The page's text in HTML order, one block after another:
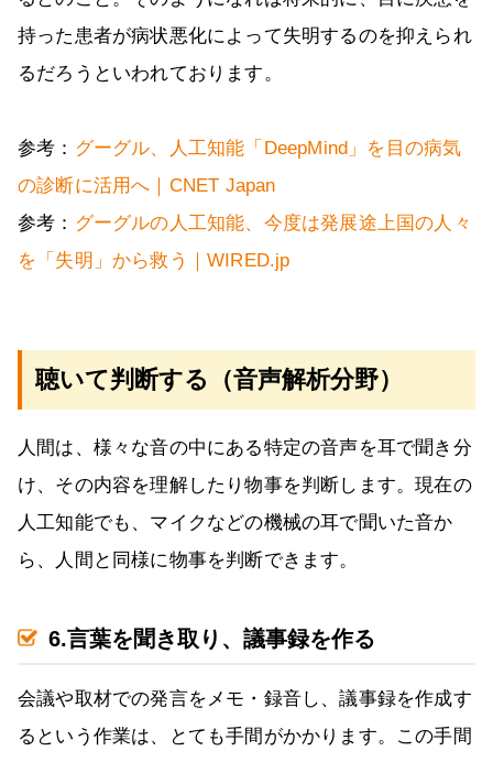
持った患者が病状悪化によって失明するのを抑えられ
るだろうといわれております。
参考： グーグル、人工知能「DeepMind」を目の病気
の診断に活用へ｜CNET Japan
参考： グーグルの人工知能、今度は発展途上国の人々
を「失明」から救う｜WIRED.jp
聴いて判断する（音声解析分野）
人間は、様々な音の中にある特定の音声を耳で聞き分
け、その内容を理解したり物事を判断します。現在の
人工知能でも、マイクなどの機械の耳で聞いた音か
ら、人間と同様に物事を判断できます。
6.言葉を聞き取り、議事録を作る
会議や取材での発言をメモ・録音し、議事録を作成す
るという作業は、とても手間がかかります。この手間